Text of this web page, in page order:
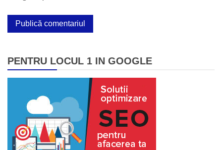
PENTRU LOCUL 1 IN GOOGLE